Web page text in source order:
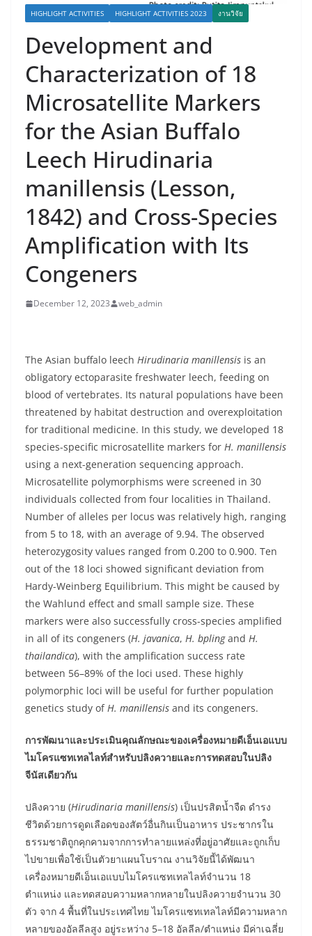
HIGHLIGHT ACTIVITIES HIGHLIGHT ACTIVITIES 2023 งานวิจัย
Development and
Characterization of 18
Microsatellite Markers
for the Asian Buffalo
Leech Hirudinaria
manillensis (Lesson,
1842) and Cross-Species
Amplification with Its
Congeners
December 12, 2023 web_admin
The Asian buffalo leech Hirudinaria manillensis is an
obligatory ectoparasite freshwater leech, feeding on
blood of vertebrates. Its natural populations have been
threatened by habitat destruction and overexploitation
for traditional medicine. In this study, we developed 18
species-specific microsatellite markers for H. manillensis
using a next-generation sequencing approach.
Microsatellite polymorphisms were screened in 30
individuals collected from four localities in Thailand.
Number of alleles per locus was relatively high, ranging
from 5 to 18, with an average of 9.94. The observed
heterozygosity values ranged from 0.200 to 0.900. Ten
out of the 18 loci showed significant deviation from
Hardy-Weinberg Equilibrium. This might be caused by
the Wahlund effect and small sample size. These
markers were also successfully cross-species amplified
in all of its congeners (H. javanica, H. bplingand H.
thailandica), with the amplification success rate
between 56–89% of the loci used. These highly
polymorphic loci will be useful for further population
genetics study ofH. manillensis and its congeners.
การพัฒนาและประเมินคุณลักษณะของเครื่องหมายดีเอ็นเอแบบ
ไมโครแซทเทลไลท์สำหรับปลิงควายและการทดสอบในปลิง
จีนัสเดียวกัน
ปลิงควาย (Hirudinaria manillensis) เป็นปรสิตน้ำจืด ดำรง
ชีวิตด้วยการดูดเลือดของสัตว์อื่นกินเป็นอาหาร ประชากรใน
ธรรมชาติถูกคุกคามจากการทำลายแหล่งที่อยู่อาศัยและถูกเก็บ
ไปขายเพื่อใช้เป็นตัวยาแผนโบราณ งานวิจัยนี้ได้พัฒนา
เครื่องหมายดีเอ็นเอแบบไมโครแซทเทลไลท์จำนวน 18
ตำแหน่ง และทดสอบความหลากหลายในปลิงควายจำนวน 30
ตัว จาก 4 พื้นที่ในประเทศไทย ไมโครแซทเทลไลท์มีความหลาก
หลายของอัลลีลสูง อยู่ระหว่าง 5–18 อัลลีล/ตำแหน่ง มีค่าเฉลี่ย